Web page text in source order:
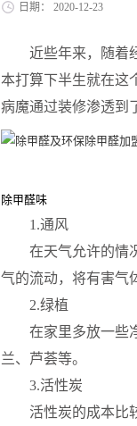
日期： 2020-12-23
近些年来，随着
本打算下半生就在这
病魔通过装修渗透到
除甲醛味
1.通风
在天气允许的情
气的流动，将有害气
2.绿植
在家里多放一些
兰、芦荟等。
3.活性炭
活性炭的成本比